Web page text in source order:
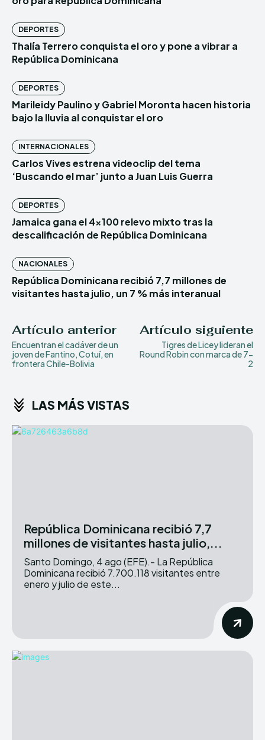
DEPORTES
Thalía Terrero conquista el oro y pone a vibrar a
República Dominicana
DEPORTES
Marileidy Paulino y Gabriel Moronta hacen historia
bajo la lluvia al conquistar el oro
INTERNACIONALES
Carlos Vives estrena videoclip del tema
‘Buscando el mar’ junto a Juan Luis Guerra
DEPORTES
Jamaica gana el 4×100 relevo mixto tras la
descalificación de República Dominicana
NACIONALES
República Dominicana recibió 7,7 millones de
visitantes hasta julio, un 7 % más interanual
Artículo anterior
Encuentran el cadáver de un
joven de Fantino, Cotuí, en
frontera Chile-Bolivia
Artículo siguiente
Tigres de Licey lideran el
Round Robin con marca de 7-
2
LAS MÁS VISTAS
República Dominicana recibió 7,7
millones de visitantes hasta julio,...
Santo Domingo, 4 ago (EFE).- La República
Dominicana recibió 7.700.118 visitantes entre
enero y julio de este...